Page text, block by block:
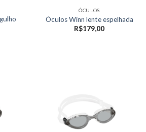
ÓCULOS
Óculos Winn lente espelhada
R$179,00